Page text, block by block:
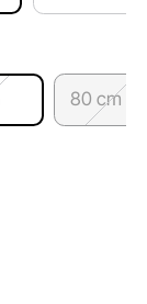
80 cm